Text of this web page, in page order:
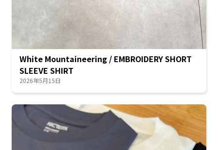
White Mountaineering / EMBROIDERY SHORT
SLEEVE SHIRT
2026年5月15日